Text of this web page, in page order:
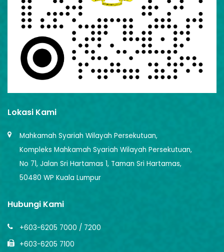
Lokasi Kami
Mahkamah Syariah Wilayah Persekutuan,
Kompleks Mahkamah Syariah Wilayah Persekutuan,
No 71, Jalan Sri Hartamas 1, Taman Sri Hartamas,
50480 WP Kuala Lumpur
Hubungi Kami
+603-6205 7000 / 7200
+603-6205 7100